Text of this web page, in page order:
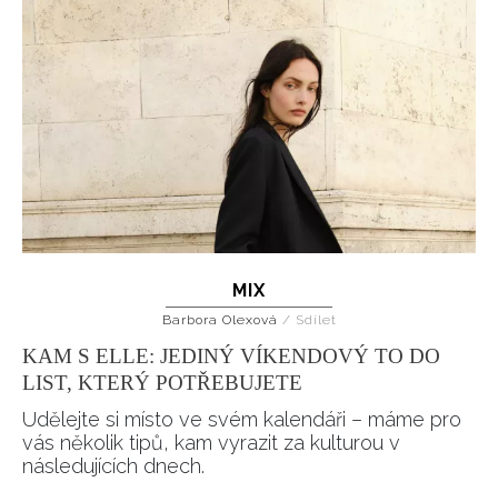
MIX
Barbora Olexová / Sdílet
KAM S ELLE: JEDINÝ VÍKENDOVÝ TO DO
LIST, KTERÝ POTŘEBUJETE
Udělejte si místo ve svém kalendáři – máme pro
vás několik tipů, kam vyrazit za kulturou v
následujících dnech.